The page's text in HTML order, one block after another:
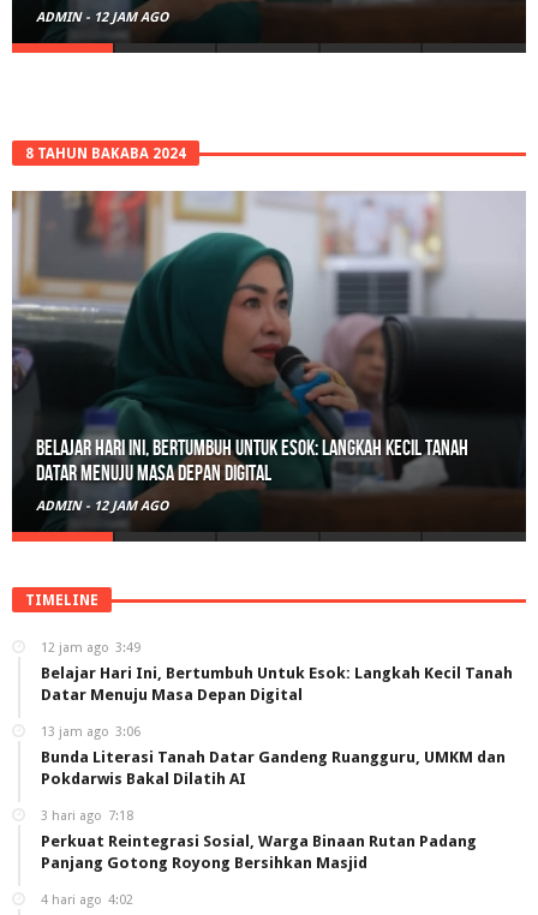
ADMIN - 13 JAM AGO
8 TAHUN BAKABA 2024
Bunda Literasi Tanah Datar Gandeng Ruangguru, UMKM dan
Pokdarwis Bakal Dilatih AI
ADMIN - 13 JAM AGO
TIMELINE
12 jam ago 3:49
Belajar Hari Ini, Bertumbuh Untuk Esok: Langkah Kecil Tanah
Datar Menuju Masa Depan Digital
13 jam ago 3:06
Bunda Literasi Tanah Datar Gandeng Ruangguru, UMKM dan
Pokdarwis Bakal Dilatih AI
3 hari ago 7:18
Perkuat Reintegrasi Sosial, Warga Binaan Rutan Padang
Panjang Gotong Royong Bersihkan Masjid
4 hari ago 4:02